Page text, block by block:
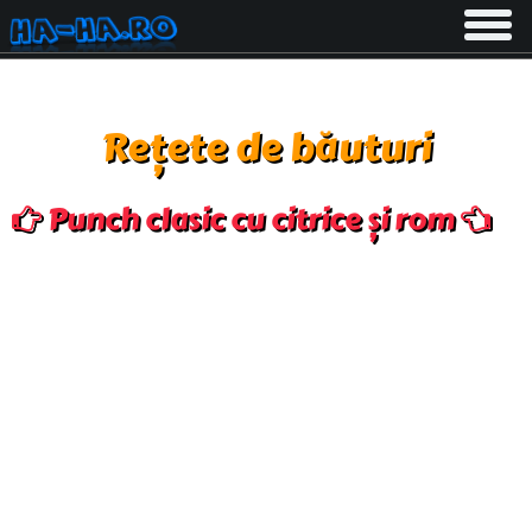
Toggle
Rețete de băuturi
Punch clasic cu citrice și rom